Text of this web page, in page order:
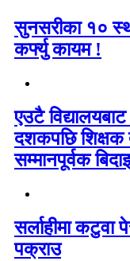
सुनसरीका १०
कर्फ्यु कायम !
एउटै
दशकपछि शिक्षक
सम्मानपूर्वक बिदाइ
सर्लाहीमा कटुवा
पक्राउ